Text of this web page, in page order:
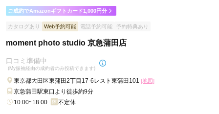
ご成約でAmazonギフトカード1,000円分
カタログあり Web予約可能 電話予約可能 予約特典あり
moment photo studio 京急蒲田店
口コミ準備中
(My振袖経由の成約者のみ投稿できます)
東京都大田区東蒲田2丁目17-6レスト東蒲田101 [地図]
京急蒲田駅東口より徒歩約9分
10:00~18:00
不定休